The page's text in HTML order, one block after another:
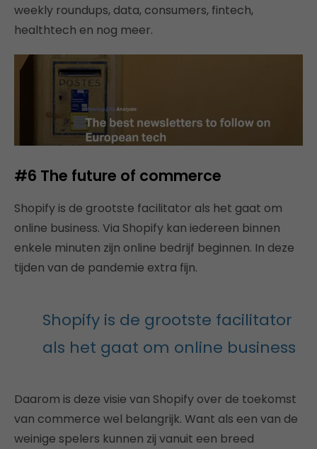
weekly roundups, data, consumers, fintech,
healthtech en nog meer.
#6 The future of commerce
Shopify is de grootste facilitator als het gaat om
online business. Via Shopify kan iedereen binnen
enkele minuten zijn online bedrijf beginnen. In deze
tijden van de pandemie extra fijn.
Shopify is de grootste facilitator
als het gaat om online business
Daarom is deze visie van Shopify over de toekomst
van commerce wel belangrijk. Want als een van de
weinige spelers kunnen zij vanuit een breed